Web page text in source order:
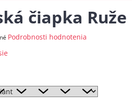
čiapka Ruže
Podrobnosti hodnotenia